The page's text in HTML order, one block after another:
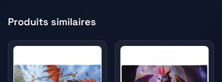
supplémentaire pour vos tables contre les impacts de dés et
Matériau antidérapant: La base du tapis est conçue pour rester
Produits similaires